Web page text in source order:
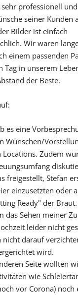
professionell
seiner Kunden
Bilder ist einfach
Wir waren
einem passenden
Tag in unserem
der Beste.
es eine
Wünschen/
Locations. Zudem
freigestellt, Stefan
einzusetzten oder
Ready" der
das Sehen meiner
leider nicht
darauf
wird.
Seite wollten
wie
vor Corona) noch